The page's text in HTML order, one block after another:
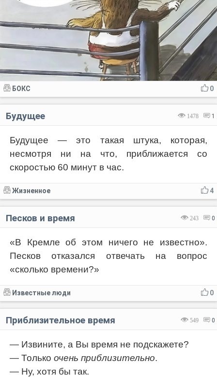
0
БОКС
1478 1
Будущее
Будущее — это такая штука, которая,
несмотря ни на что, приближается со
скоростью 60 минут в час.
4
Жизненное
243 0
Песков и время
«В Кремле об этом ничего не известно».
Песков отказался отвечать на вопрос
«сколько времени?»
0
Известные люди
549 0
Приблизительное время
— Извините, а Вы время не подскажете?
— Только очень приблизительно.
— Ну, хотя бы так.